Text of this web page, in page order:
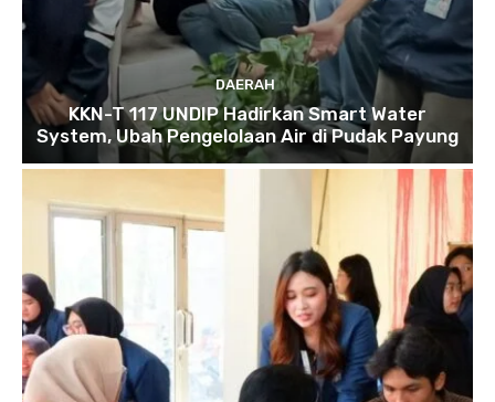
DAERAH
KKN-T 117 UNDIP Hadirkan Smart Water
System, Ubah Pengelolaan Air di Pudak Payung